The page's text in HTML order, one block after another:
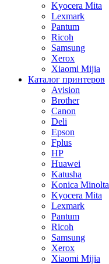
Kyocera Mita
Lexmark
Pantum
Ricoh
Samsung
Xerox
Xiaomi Mijia
Каталог принтеров
Avision
Brother
Canon
Deli
Epson
Fplus
HP
Huawei
Katusha
Konica Minolta
Kyocera Mita
Lexmark
Pantum
Ricoh
Samsung
Xerox
Xiaomi Mijia